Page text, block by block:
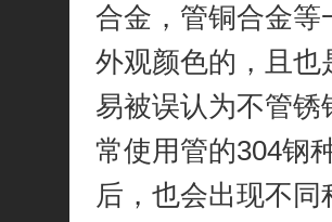
合金，管铜合金等
外观颜色的，且也
易被误认为不管锈
常使用管的304钢
后，也会出现不